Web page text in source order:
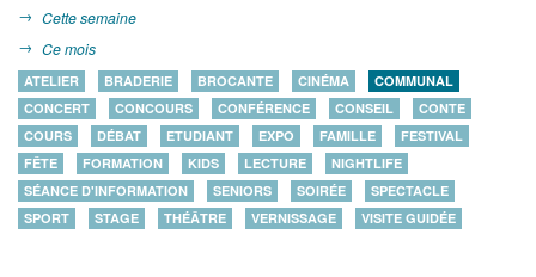
Cette semaine
Ce mois
ATELIER BRADERIE BROCANTE CINÉMA
COMMUNAL
CONCERT
CONCOURS CONFÉRENCE CONSEIL
CONTE
COURS
DÉBAT ETUDIANT EXPO FAMILLE
FESTIVAL
FÊTE
FORMATION KIDS LECTURE
NIGHTLIFE
SÉANCE D'INFORMATION
SENIORS SOIRÉE
SPECTACLE
SPORT
STAGE THÉÂTRE VERNISSAGE VISITE GUIDÉE